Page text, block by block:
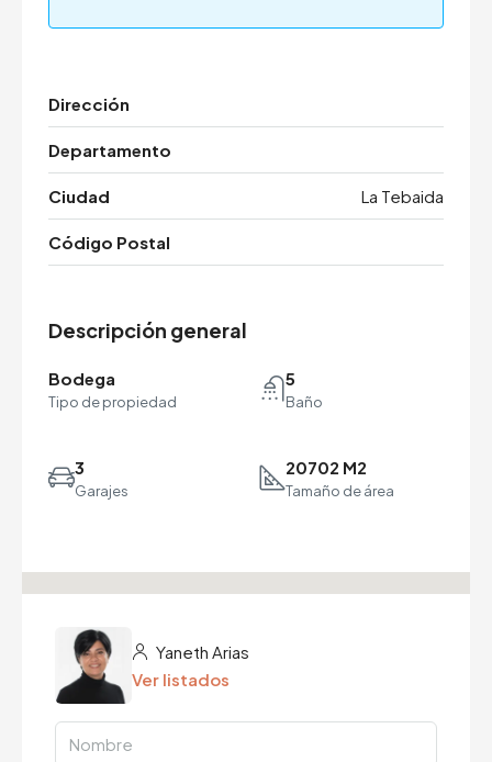
Dirección
Departamento
Ciudad La Tebaida
Código Postal
Descripción general
Bodega
Tipo de propiedad
5
Baño
3
Garajes
20702 M2
Tamaño de área
Yaneth Arias
Ver listados